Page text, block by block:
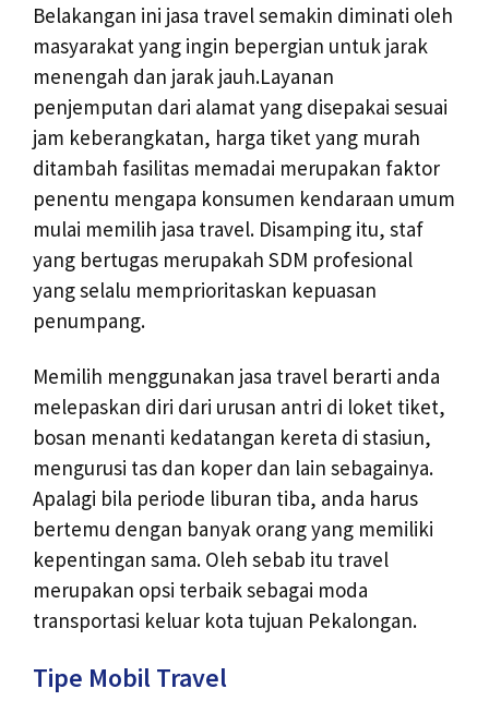
Belakangan ini jasa travel semakin diminati oleh
masyarakat yang ingin bepergian untuk jarak
menengah dan jarak jauh.Layanan
penjemputan dari alamat yang disepakai sesuai
jam keberangkatan, harga tiket yang murah
ditambah fasilitas memadai merupakan faktor
penentu mengapa konsumen kendaraan umum
mulai memilih jasa travel. Disamping itu, staf
yang bertugas merupakah SDM profesional
yang selalu memprioritaskan kepuasan
penumpang.
Memilih menggunakan jasa travel berarti anda
melepaskan diri dari urusan antri di loket tiket,
bosan menanti kedatangan kereta di stasiun,
mengurusi tas dan koper dan lain sebagainya.
Apalagi bila periode liburan tiba, anda harus
bertemu dengan banyak orang yang memiliki
kepentingan sama. Oleh sebab itu travel
merupakan opsi terbaik sebagai moda
transportasi keluar kota tujuan Pekalongan.
Tipe Mobil Travel